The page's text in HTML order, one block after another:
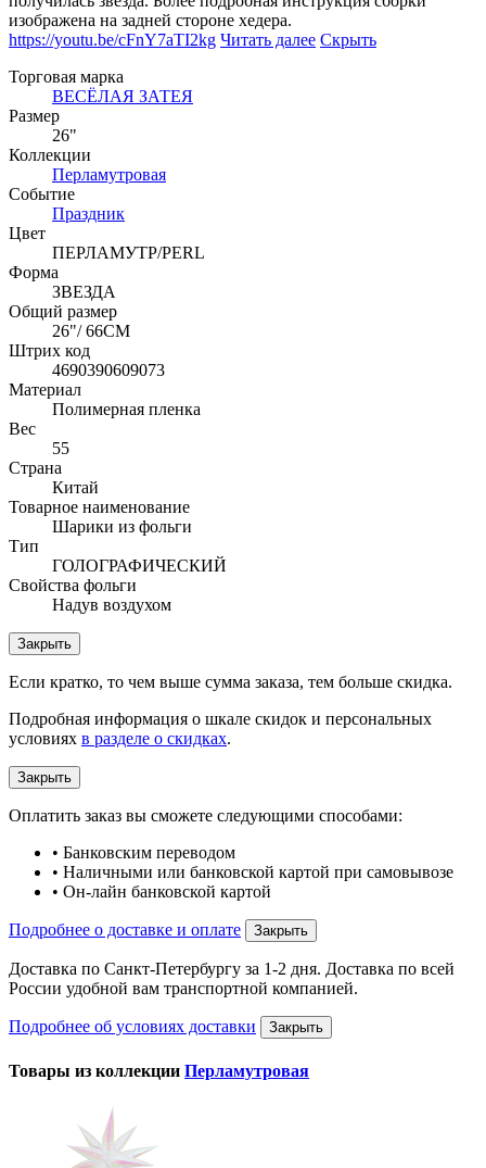
изображена на задней стороне хедера.
https://youtu.be/cFnY7aTI2kg Читать далее Скрыть
Торговая марка
ВЕСЁЛАЯ ЗАТЕЯ
Размер
26"
Коллекции
Перламутровая
Событие
Праздник
Цвет
ПЕРЛАМУТР/PERL
Форма
ЗВЕЗДА
Общий размер
26"/ 66CM
Штрих код
4690390609073
Материал
Полимерная пленка
Вес
55
Страна
Китай
Товарное наименование
Шарики из фольги
Тип
ГОЛОГРАФИЧЕСКИЙ
Свойства фольги
Надув воздухом
Закрыть
Если кратко, то чем выше сумма заказа, тем больше скидка.
Подробная информация о шкале скидок и персональных
условиях в разделе о скидках.
Закрыть
Оплатить заказ вы сможете следующими способами:
• Банковским переводом
• Наличными или банковской картой при самовывозе
• Он-лайн банковской картой
Подробнее о доставке и оплате Закрыть
Доставка по Санкт-Петербургу за 1-2 дня. Доставка по всей
России удобной вам транспортной компанией.
Подробнее об условиях доставки Закрыть
Товары из коллекции Перламутровая